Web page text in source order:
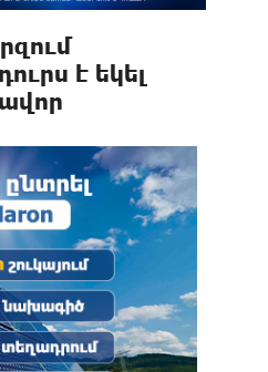
է եկել